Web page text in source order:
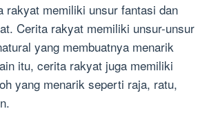
rakyat memiliki unsur fantasi dan
Cerita rakyat memiliki unsur-unsur
yang membuatnya menarik
itu, cerita rakyat juga memiliki
yang menarik seperti raja, ratu,